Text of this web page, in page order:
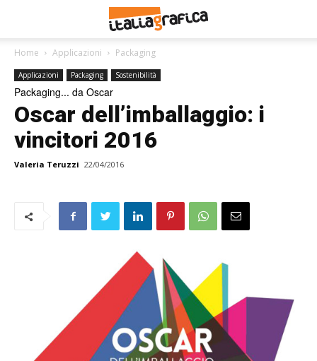
Home Applicazioni Packaging
Applicazioni Packaging Sostenibilità
Packaging... da Oscar
Oscar dell’imballaggio: i
vincitori 2016
Valeria Teruzzi 22/04/2016